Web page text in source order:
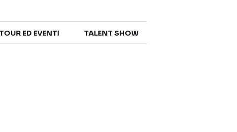
TOUR ED EVENTI TALENT SHOW